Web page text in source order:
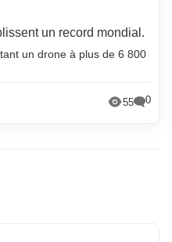
un record mondial.
un drone à plus de 6 800
55 0